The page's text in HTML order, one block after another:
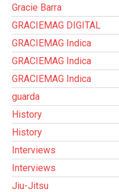
Gracie Barra
GRACIEMAG DIGITAL
GRACIEMAG Indica
GRACIEMAG Indica
GRACIEMAG Indica
guarda
History
History
Interviews
Interviews
Jiu-Jitsu